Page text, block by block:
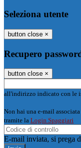
Seleziona utente
button close ×
Recupero
button close ×
all'indirizzo indicato con le
Non hai una e-mail
tramite la Login Spaggiari
E-mail inviata, si prega